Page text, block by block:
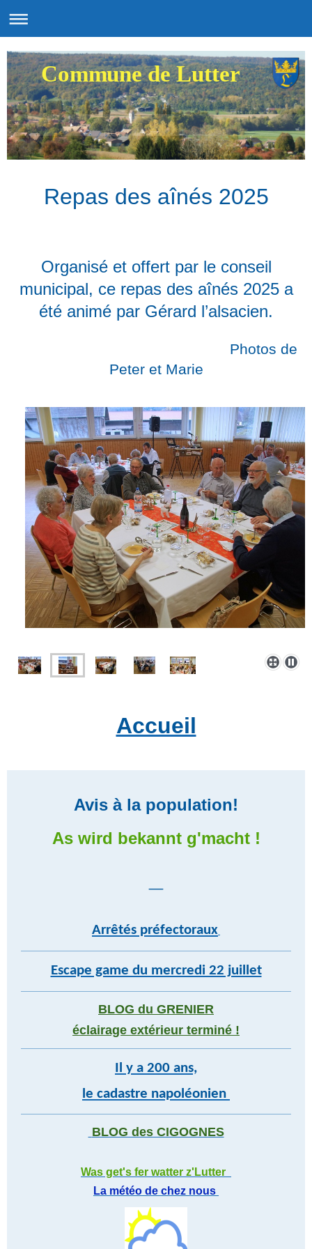
Commune de Lutter
Repas des aînés 2025
Organisé et offert par le conseil
municipal, ce repas des aînés 2025 a
été animé par Gérard l’alsacien.
Photos de
Peter et Marie
Accueil
Avis à la population!
As wird bekannt g'macht !
Arrêtés préfectoraux
Escape game du mercredi 22 juillet
BLOG du GRENIER
éclairage extérieur terminé !
Il y a 200 ans,
le cadastre napoléonien
BLOG des CIGOGNES
Was get's fer watter z'Lutter
La météo de chez nous